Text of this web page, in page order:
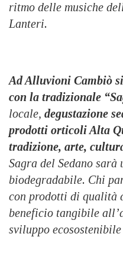
ritmo delle musiche
Lanteri.
Ad Alluvioni Cambiò
con la tradizionale “S
locale, degustazione
prodotti orticoli Alta
tradizione, arte,
Sagra del Sedano sarà
biodegradabile. Chi
con prodotti di qualità
beneficio tangibile
sviluppo